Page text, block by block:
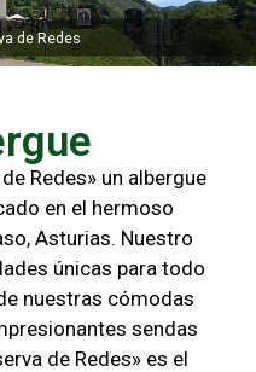
de Redes
Redes» un albergue
en el hermoso
Asturias. Nuestro
únicas para todo
nuestras cómodas
sendas
de Redes» es el